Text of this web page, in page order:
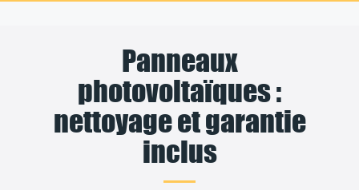
Panneaux
photovoltaïques :
nettoyage et garantie
inclus